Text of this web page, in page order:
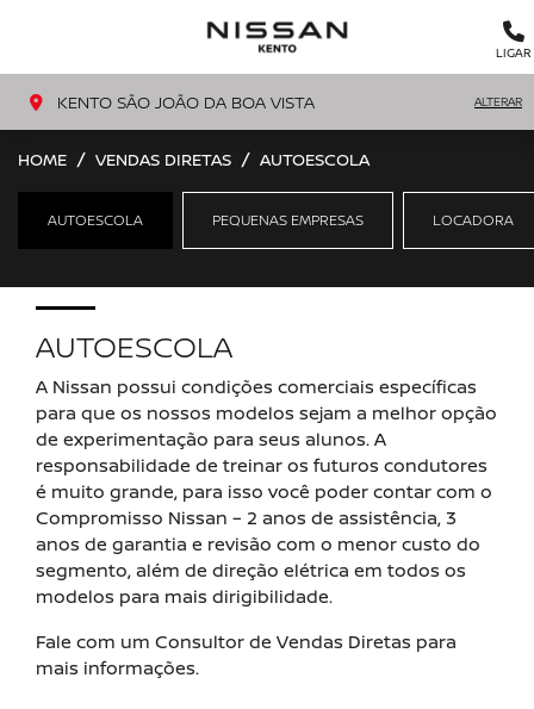
LIGAR
KENTO SÃO JOÃO DA BOA VISTA ALTERAR
HOME VENDAS DIRETAS AUTOESCOLA
PEQUENAS EMPRESAS LOCADORA
AUTOESCOLA
AUTOESCOLA
A Nissan possui condições comerciais específicas
para que os nossos modelos sejam a melhor opção
de experimentação para seus alunos. A
responsabilidade de treinar os futuros condutores
é muito grande, para isso você poder contar com o
Compromisso Nissan – 2 anos de assistência, 3
anos de garantia e revisão com o menor custo do
segmento, além de direção elétrica em todos os
modelos para mais dirigibilidade.
Fale com um Consultor de Vendas Diretas para
mais informações.